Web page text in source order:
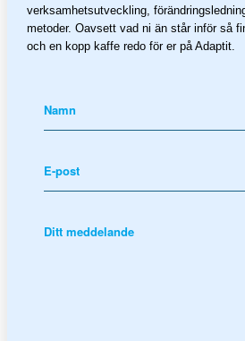
verksamhetsutveckling,
metoder. Oavsett vad ni än står inför så
och en kopp kaffe redo för er på Adaptit.